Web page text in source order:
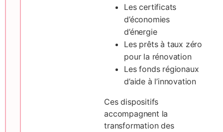
Les certificats
d’économies
d’énergie
Les prêts à taux zéro
pour la rénovation
Les fonds régionaux
d’aide à l’innovation
Ces dispositifs
accompagnent la
transformation des